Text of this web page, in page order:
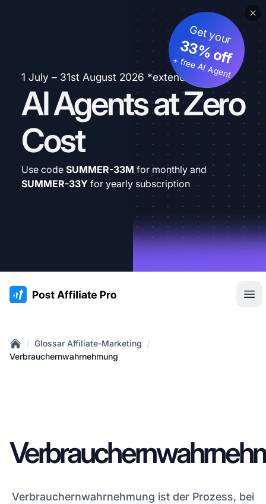
1 July – 31st August 2026 *extended
AI Agents at Zero
Cost
Get your
33% off
+ free AI Agent
Use code SUMMER-33M for monthly and
SUMMER-33Y for yearly subscription
:site.title
Home
/ Glossar Affiliate-Marketing /
Verbrauchernwahrnehmung
Verbrauchernwahrnehmung ist der Prozess, bei